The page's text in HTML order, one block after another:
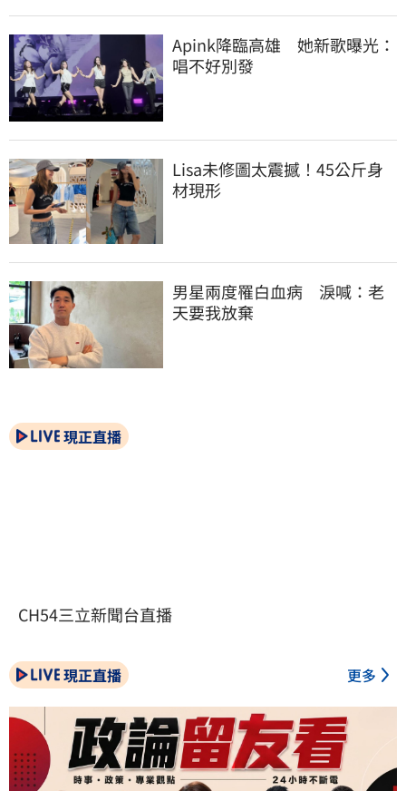
Apink降臨高雄　她新歌曝光：
唱不好別發
Lisa未修圖太震撼！45公斤身
材現形
男星兩度罹白血病　淚喊：老
天要我放棄
現正直播
CH54三立新聞台直播
現正直播 更多